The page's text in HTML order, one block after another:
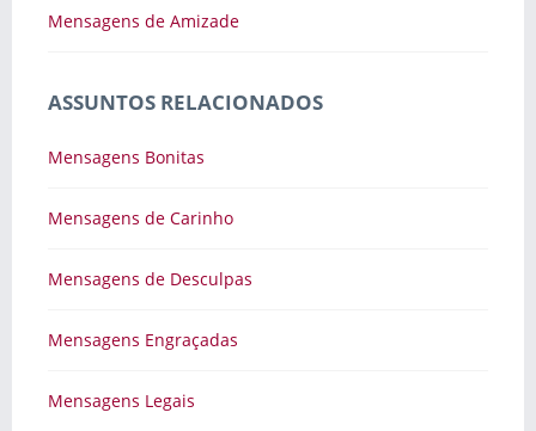
Mensagens de Amizade
ASSUNTOS RELACIONADOS
Mensagens Bonitas
Mensagens de Carinho
Mensagens de Desculpas
Mensagens Engraçadas
Mensagens Legais